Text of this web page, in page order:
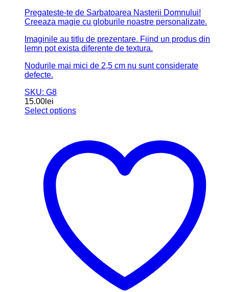
Pregateste-te de Sarbatoarea Nasterii Domnului!
Creeaza magie cu globurile noastre personalizate.
Imaginile au titlu de prezentare. Fiind un produs din
lemn pot exista diferente de textura.
Nodurile mai mici de 2,5 cm nu sunt considerate
defecte.
SKU: G8
15.00 lei
Select options